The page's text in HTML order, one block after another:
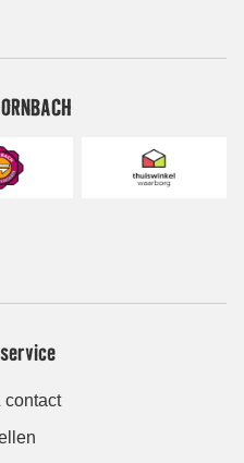
contact